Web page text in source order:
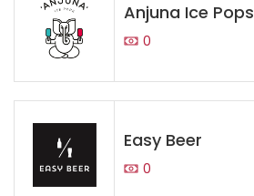
Anjuna Ice Pops
0
Easy Beer
0